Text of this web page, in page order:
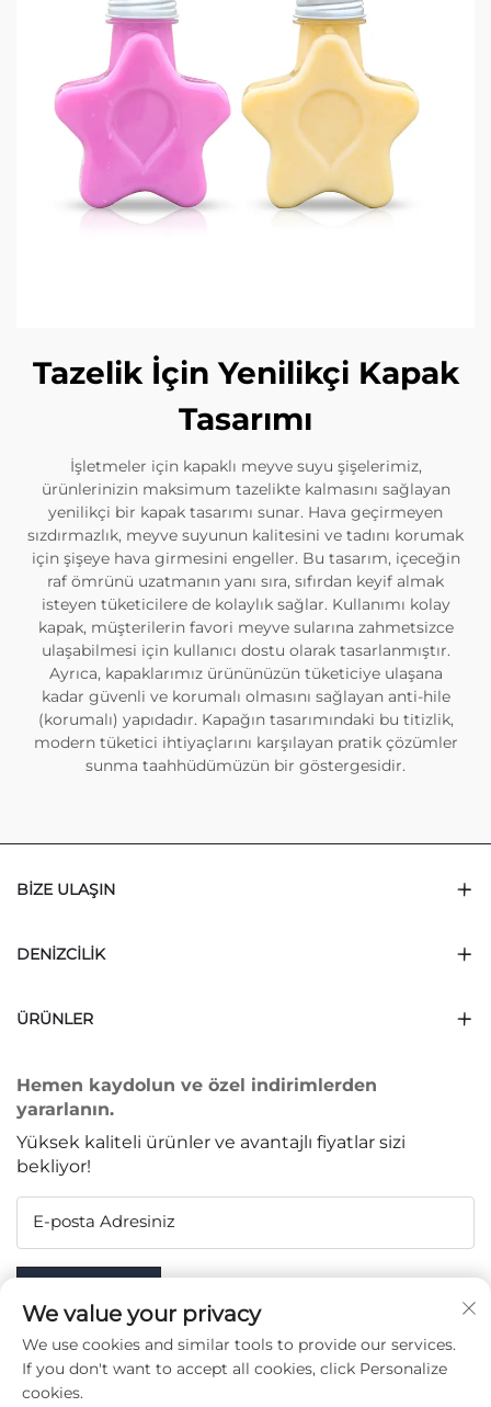
Tazelik İçin Yenilikçi Kapak
Tasarımı
İşletmeler için kapaklı meyve suyu şişelerimiz,
ürünlerinizin maksimum tazelikte kalmasını sağlayan
yenilikçi bir kapak tasarımı sunar. Hava geçirmeyen
sızdırmazlık, meyve suyunun kalitesini ve tadını korumak
için şişeye hava girmesini engeller. Bu tasarım, içeceğin
raf ömrünü uzatmanın yanı sıra, sıfırdan keyif almak
isteyen tüketicilere de kolaylık sağlar. Kullanımı kolay
kapak, müşterilerin favori meyve sularına zahmetsizce
ulaşabilmesi için kullanıcı dostu olarak tasarlanmıştır.
Ayrıca, kapaklarımız ürününüzün tüketiciye ulaşana
kadar güvenli ve korumalı olmasını sağlayan anti-hile
(korumalı) yapıdadır. Kapağın tasarımındaki bu titizlik,
modern tüketici ihtiyaçlarını karşılayan pratik çözümler
sunma taahhüdümüzün bir göstergesidir.
BIZE ULAŞIN
DENIZCILIK
ÜRÜNLER
Hemen kaydolun ve özel indirimlerden
yararlanın.
Yüksek kaliteli ürünler ve avantajlı fiyatlar sizi
bekliyor!
E-posta Adresiniz
BIZI TAKIP EDIN
We value your privacy
We use cookies and similar tools to provide our services.
If you don't want to accept all cookies, click Personalize
cookies.